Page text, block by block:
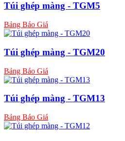
Túi ghép màng - TGM5
Bảng Báo Giá
Túi ghép màng - TGM20
Bảng Báo Giá
Túi ghép màng - TGM13
Bảng Báo Giá